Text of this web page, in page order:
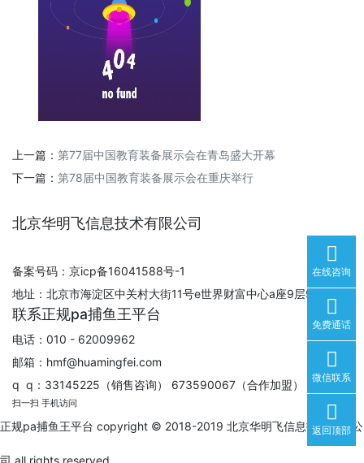
上一篇： 第77届中国教育装备展示会在青岛盛大开幕
下一篇： 第78届中国教育装备展示会在重庆举行
北京华明飞信息技术有限公司
备案号码：京icp备16041588号-1
地址：北京市海淀区中关村大街11号e世界财富中心a座9层930室
联系正规pa捕鱼王平台
电话：010 - 62009962
邮箱： hmf@huamingfei.com
q q：33145225（销售咨询） 673590067（合作加盟）
扫一扫 手机访问
正规pa捕鱼王平台 copyright © 2018-2019 北京华明飞信息技术有限公
司 all rights reserved.
在线咨询
免费通话
微信联系
返回顶部